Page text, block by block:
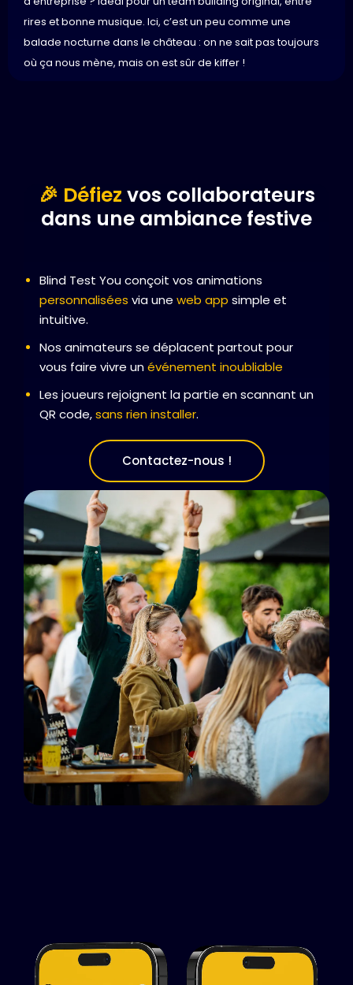
rires et bonne musique. Ici, c’est un peu comme une
balade nocturne dans le château : on ne sait pas toujours
où ça nous mène, mais on est sûr de kiffer !
🎉 Défiez vos collaborateurs
dans une ambiance festive
Blind Test You conçoit vos animations
personnalisées via une web app simple et
intuitive.
Nos animateurs se déplacent partout pour
vous faire vivre unévénement inoubliable
Les joueurs rejoignent la partie en scannant un
QR code,sans rien installer.
Contactez-nous !